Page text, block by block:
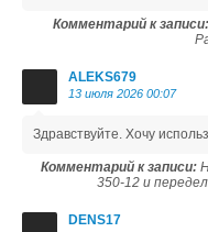
Комментарий к записи:
ALEKS679
13 июля 2026 00:07
Здравствуйте. Хочу
Комментарий к записи:
350-12 и
DENS17